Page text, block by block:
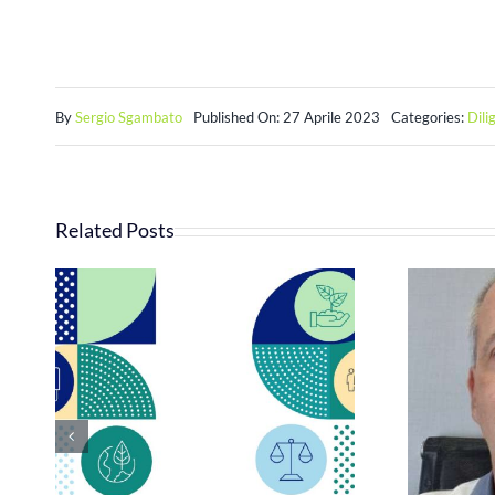
BySergio Sgambato Published On: 27 Aprile 2023 Categories:
Related Posts